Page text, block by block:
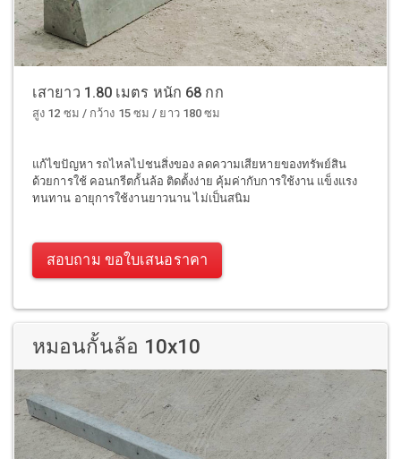
เสายาว 1.80 เมตร หนัก 68 กก
สูง 12 ซม / กว้าง 15 ซม / ยาว 180 ซม
แก้ไขปัญหา รถไหลไปชนสิ่งของ ลดความเสียหายของทรัพย์สิน
ด้วยการใช้ คอนกรีตกั้นล้อ ติดตั้งง่าย คุ้มค่ากับการใช้งาน แข็งแรง
ทนทาน อายุการใช้งานยาวนาน ไม่เป็นสนิม
สอบถาม ขอใบเสนอราคา
หมอนกั้นล้อ 10x10